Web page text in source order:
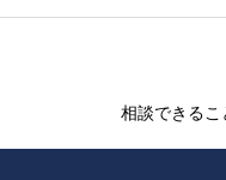
相談できるこ